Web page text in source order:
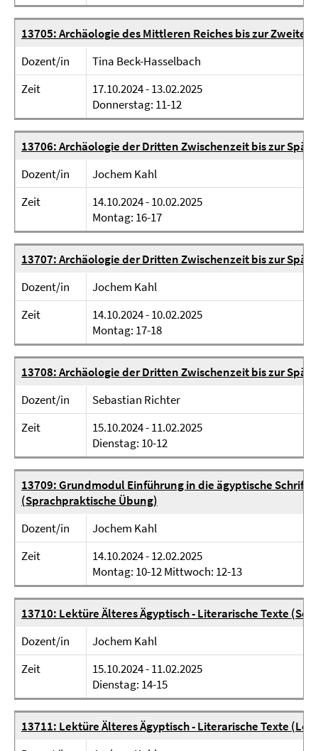
13705: Archäologie des Mittleren Reiches bis zur
Dozent/in
Tina Beck-Hasselbach
Zeit
17.10.2024 - 13.02.2025
Donnerstag: 11-12
13706: Archäologie der Dritten Zwischenzeit bis zur
Dozent/in
Jochem Kahl
Zeit
14.10.2024 - 10.02.2025
Montag: 16-17
13707: Archäologie der Dritten Zwischenzeit bis zur
Dozent/in
Jochem Kahl
Zeit
14.10.2024 - 10.02.2025
Montag: 17-18
13708: Archäologie der Dritten Zwischenzeit bis zur
Dozent/in
Sebastian Richter
Zeit
15.10.2024 - 11.02.2025
Dienstag: 10-12
13709: Grundmodul Einführung in die ägyptische Schrift
(Sprachpraktische Übung)
Dozent/in
Jochem Kahl
Zeit
14.10.2024 - 12.02.2025
Montag: 10-12 Mittwoch: 12-13
13710: Lektüre Älteres Ägyptisch - Literarische Texte
Dozent/in
Jochem Kahl
Zeit
15.10.2024 - 11.02.2025
Dienstag: 14-15
13711: Lektüre Älteres Ägyptisch - Literarische Texte